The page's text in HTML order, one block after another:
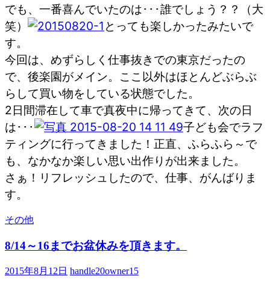
でも、一番喜んでいたのは･･･誰でしょう？？（大
笑）
とっても楽しかったみたいで
す。
今回は、めずらしく仕事抜きでの東京だったの
で、後楽園がメイン。ここ以外はほとんどぶらぶ
らして買い物をしている状態でした。
2日間滞在して車で真夜中に帰ってきて、次の日
は･･･
子ども会でラフ
ティングに行ってきました！正直、ふらふら～で
も、なかなか楽しい思い出作りが出来ました。
さぁ！リフレッシュしたので、仕事、がんばりま
す。
その他
8/14～16までお盆休みを頂きます。
2015年8月12日 handle20owner15